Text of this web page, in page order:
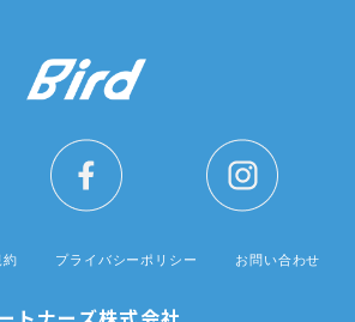
情報の適正管理・機密保持につ
交わし、個人情報が適正に管理
りを行います。
等の請求
社に対してご自身の個人情報の
とができます。その際、当社は
約 プライバシーポリシー お問い合わせ